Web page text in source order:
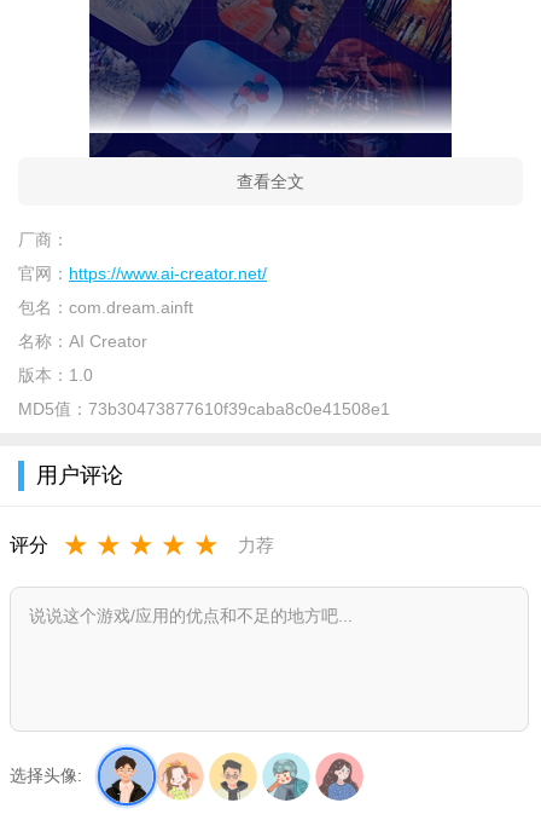
软件介绍：
的把控十分到位。古有“点石成金”的神话故事，现在有款APP能
眼可见的艺术图片，人人都能成为“艺术家”。
软件优势：
3.在照片生成结束后，你可以将作品下载到本地，然后去装饰
书籍、房间或网站
软件功能：
查看全文
厂商：
官网： https://www.ai-creator.net/
包名： com.dream.ainft
名称： AI Creator
版本： 1.0
MD5值： 73b30473877610f39caba8c0e41508e1
用户评论
评分 ★ ★ ★ ★ ★ 力荐
选择头像: